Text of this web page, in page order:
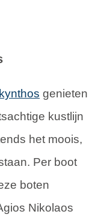
genieten
kustlijn
het moois,
Per boot
boten
Nikolaos